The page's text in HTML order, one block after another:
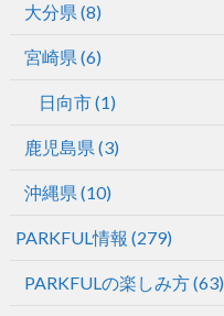
大分県 (8)
宮崎県 (6)
日向市(1)
鹿児島県 (3)
沖縄県 (10)
PARKFUL情報 (279)
PARKFULの楽しみ方(63)